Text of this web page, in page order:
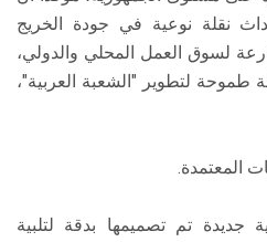
نقلة نوعية في جودة الخريج
لسوق العمل المحلي والدولي،
طموحة لتطوير "الشعبة العربية"،
المعتمدة.
تخصصية جديدة تم تصميمها بدقة لتلبية